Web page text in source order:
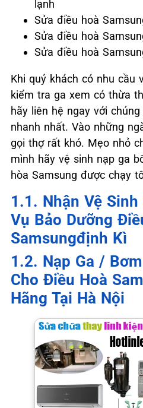
lạnh
Sửa điều hoà
Sửa điều hoà
Sửa điều hoà
Khi quý khách có nhu cầu
kiểm tra ga xem có thừa
hãy liên hệ ngay với
nhanh nhất. Vào những
gọi thợ rất khó. Mẹo nhỏ
mình hãy vệ sinh nạp ga
hòa Samsung được chạy
1.1. Nhận Vệ
Vụ Bảo Dưỡng
Samsungđịnh Kì
1.2. Nạp Ga /
Cho Điều Hoà
Hãng Tại Hà Nội